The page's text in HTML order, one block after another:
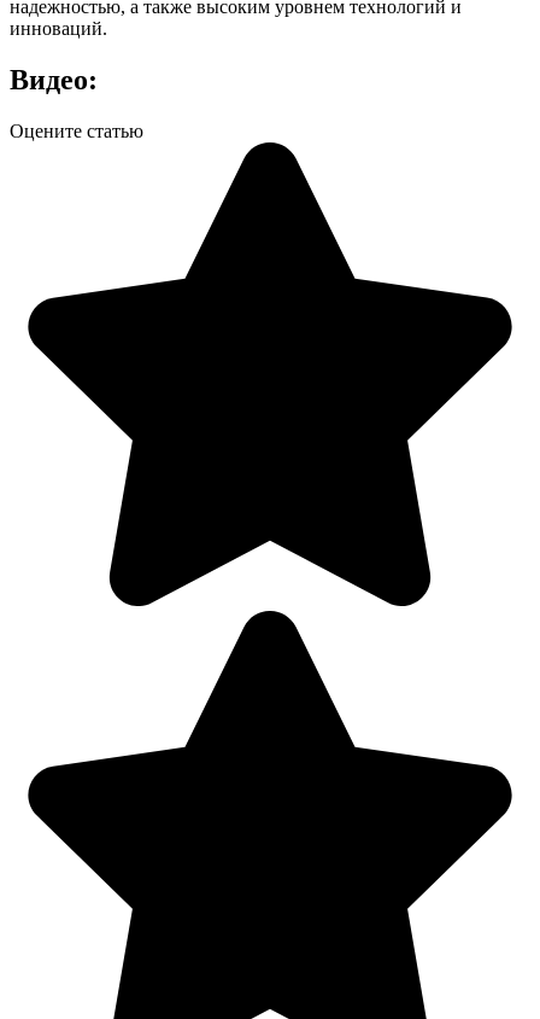
надежностью, а также высоким уровнем технологий и
инноваций.
Видео:
Оцените статью